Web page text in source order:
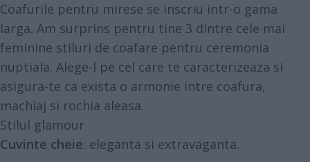
Coafurile pentru mirese se inscriu intr-o gama
larga. Am surprins pentru tine 3 dintre cele mai
feminine stiluri de coafare pentru ceremonia
nuptiala. Alege-l pe cel care te caracterizeaza si
asigura-te ca exista o armonie intre coafura,
machiaj si rochia aleasa.
Stilul glamour
Cuvinte cheie: eleganta si extravaganta.